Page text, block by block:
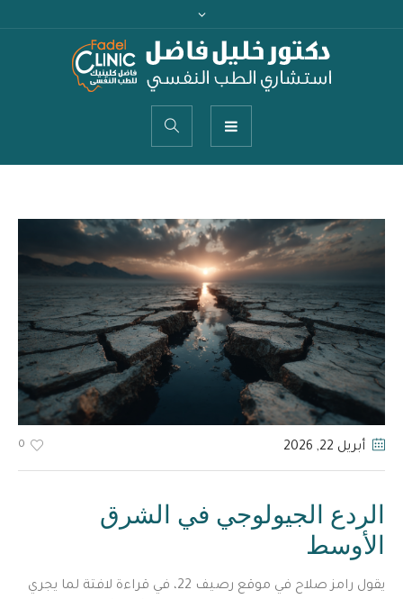
أبريل 22 , 2026
0
الردع الجيولوجي في الشرق
الأوسط
يقول رامز صلاح في موقع رصيف 22، في قراءة لافتة لما يجري